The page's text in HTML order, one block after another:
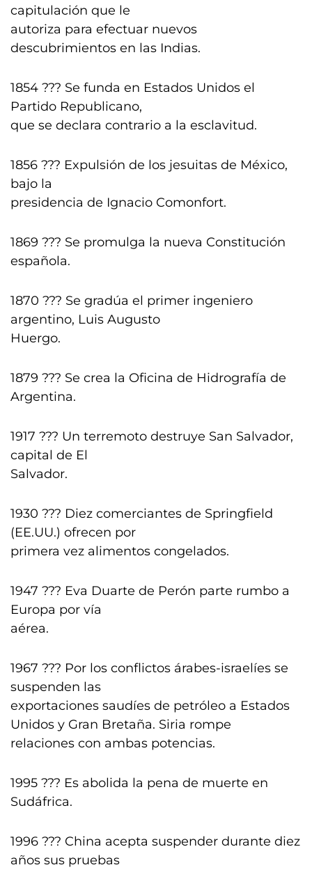
capitulación que le
autoriza para efectuar nuevos
descubrimientos en las Indias.
1854 ??? Se funda en Estados Unidos el
Partido Republicano,
que se declara contrario a la esclavitud.
1856 ??? Expulsión de los jesuitas de México,
bajo la
presidencia de Ignacio Comonfort.
1869 ??? Se promulga la nueva Constitución
española.
1870 ??? Se gradúa el primer ingeniero
argentino, Luis Augusto
Huergo.
1879 ??? Se crea la Oficina de Hidrografía de
Argentina.
1917 ??? Un terremoto destruye San Salvador,
capital de El
Salvador.
1930 ??? Diez comerciantes de Springfield
(EE.UU.) ofrecen por
primera vez alimentos congelados.
1947 ??? Eva Duarte de Perón parte rumbo a
Europa por vía
aérea.
1967 ??? Por los conflictos árabes-israelíes se
suspenden las
exportaciones saudíes de petróleo a Estados
Unidos y Gran Bretaña. Siria rompe
relaciones con ambas potencias.
1995 ??? Es abolida la pena de muerte en
Sudáfrica.
1996 ??? China acepta suspender durante diez
años sus pruebas